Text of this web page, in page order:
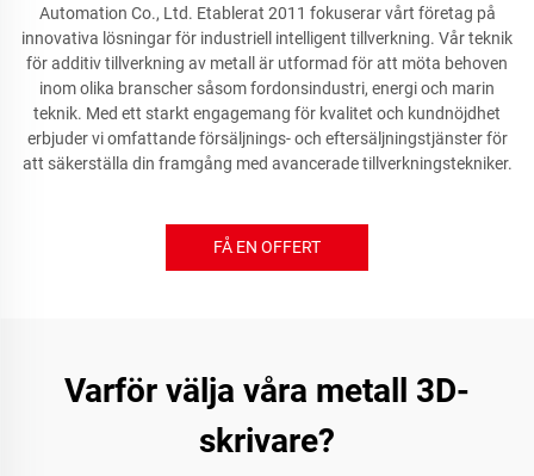
Automation Co., Ltd. Etablerat 2011 fokuserar vårt företag på
innovativa lösningar för industriell intelligent tillverkning. Vår teknik
för additiv tillverkning av metall är utformad för att möta behoven
inom olika branscher såsom fordonsindustri, energi och marin
teknik. Med ett starkt engagemang för kvalitet och kundnöjdhet
erbjuder vi omfattande försäljnings- och eftersäljningstjänster för
att säkerställa din framgång med avancerade tillverkningstekniker.
FÅ EN OFFERT
Varför välja våra metall 3D-
skrivare?